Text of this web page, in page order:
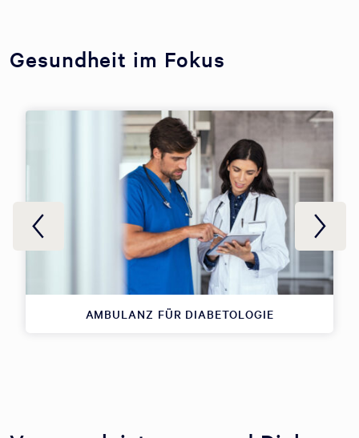
Gesundheit im Fokus
AMBULANZ FÜR DIABETOLOGIE